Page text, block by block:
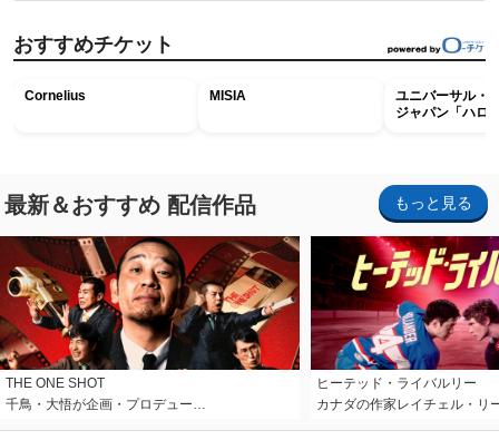
おすすめチケット
Cornelius MISIA
ユニバーサル・
ジャパン「ハロ
最新＆おすすめ 配信作品 もっと見る
THE ONE SHOT
千鳥・大悟が企画・プロデュー…
ヒーテッド・ライバルリー
カナダの作家レイチェル・リ